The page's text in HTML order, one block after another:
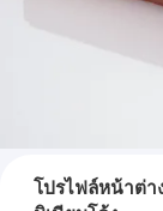
โปรไฟล์หน้าต่า